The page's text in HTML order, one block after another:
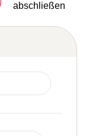
abschließen